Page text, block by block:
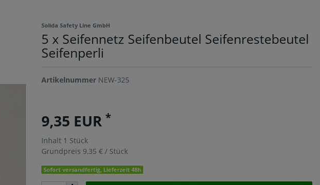
Solida Safety Line GmbH
5 x Seifennetz Seifenbeutel Seifenrestebeutel
Seifenperli
Artikelnummer NEW-325
9,35 EUR *
Inhalt 1 Stück
Grundpreis 9,35 € / Stück
Sofort versandfertig, Lieferzeit 48h